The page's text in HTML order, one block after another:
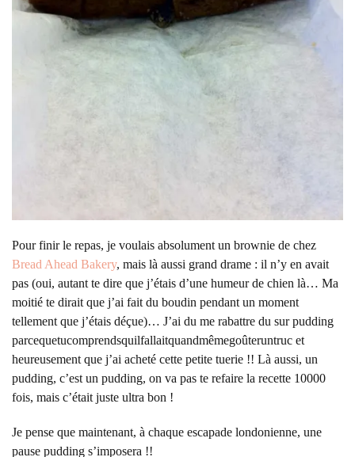
Pour finir le repas, je voulais absolument un brownie de chez
Bread Ahead Bakery, mais là aussi grand drame : il n’y en avait
pas (oui, autant te dire que j’étais d’une humeur de chien là… Ma
moitié te dirait que j’ai fait du boudin pendant un moment
tellement que j’étais déçue)… J’ai du me rabattre du sur pudding
parcequetucomprendsquilfallaitquandmêmegoûteruntruc et
heureusement que j’ai acheté cette petite tuerie !! Là aussi, un
pudding, c’est un pudding, on va pas te refaire la recette 10000
fois, mais c’était juste ultra bon !
Je pense que maintenant, à chaque escapade londonienne, une
pause pudding s’imposera !!